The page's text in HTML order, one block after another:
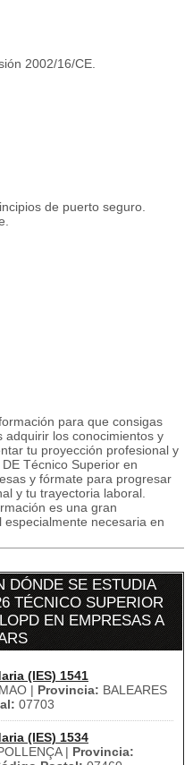
2002/16/CE.
de puerto seguro.
para que consigas
adquirir los conocimientos y
tu proyección profesional y
Técnico Superior en
y fórmate para progresar
y tu trayectoria laboral.
es una gran
necesaria en
DÓNDE SE ESTUDIA
TÉCNICO SUPERIOR
EN EMPRESAS A
(IES) 1541
MAO | Provincia: BALEARES
07703
(IES) 1534
| Provincia: